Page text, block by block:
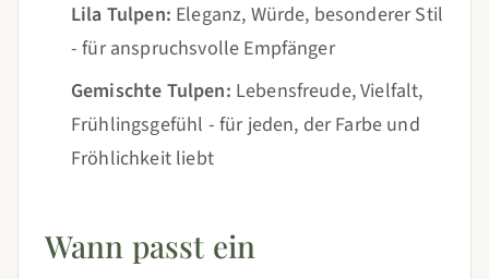
Lila Tulpen: Eleganz, Würde, besonderer Stil
- für anspruchsvolle Empfänger
Gemischte Tulpen: Lebensfreude, Vielfalt,
Frühlingsgefühl - für jeden, der Farbe und
Fröhlichkeit liebt
Wann passt ein